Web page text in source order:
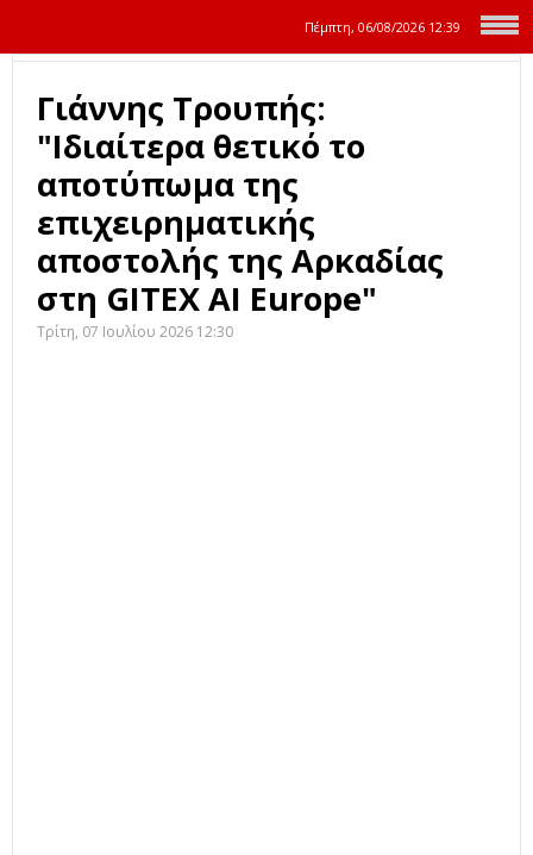
Πέμπτη, 06/08/2026 12:39
Γιάννης Τρουπής:
"Ιδιαίτερα θετικό το
αποτύπωμα της
επιχειρηματικής
αποστολής της Αρκαδίας
στη GITEX AI Europe"
Τρίτη, 07 Ιουλίου 2026 12:30